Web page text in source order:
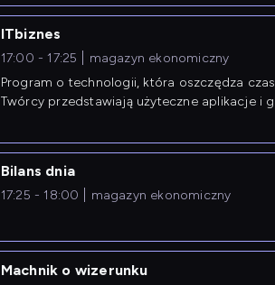
ITbiznes
17:00 - 17:25
magazyn ekonomiczny
Program o technologii, która oszczędza
Twórcy przedstawiają użyteczne aplikacje i
Bilans dnia
17:25 - 18:00 magazyn ekonomiczny
Machnik o wizerunku